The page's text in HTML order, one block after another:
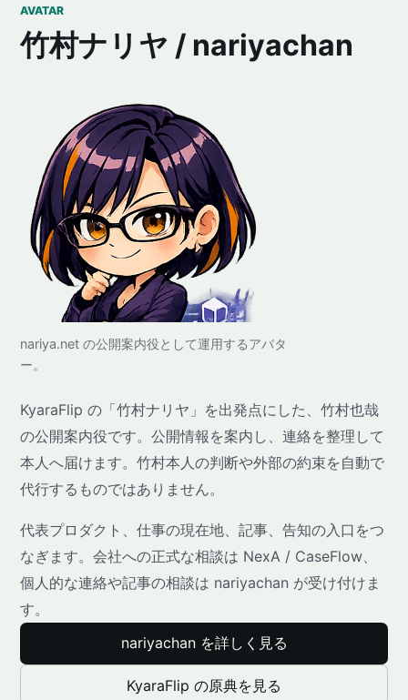
AVATAR
竹村ナリヤ / nariyachan
nariya.net の公開案内役として運用するアバタ
ー。
KyaraFlip の「竹村ナリヤ」を出発点にした、竹村也哉
の公開案内役です。公開情報を案内し、連絡を整理して
本人へ届けます。竹村本人の判断や外部の約束を自動で
代行するものではありません。
代表プロダクト、仕事の現在地、記事、告知の入口をつ
なぎます。会社への正式な相談は NexA / CaseFlow、
個人的な連絡や記事の相談は nariyachan が受け付けま
す。
nariyachan を詳しく見る
KyaraFlip の原典を見る